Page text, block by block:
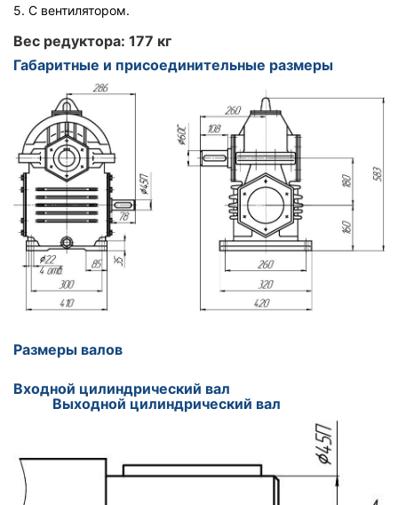
5. С вентилятором.
Вес редуктора: 177 кг
Габаритные и присоединительные размеры
Размеры валов
Входной цилиндрический вал
Выходной цилиндрический вал